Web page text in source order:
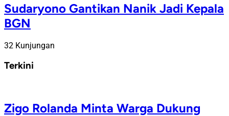
Sudaryono Gantikan Nanik Jadi Kepala
BGN
32 Kunjungan
Terkini
Zigo Rolanda Minta Warga Dukung